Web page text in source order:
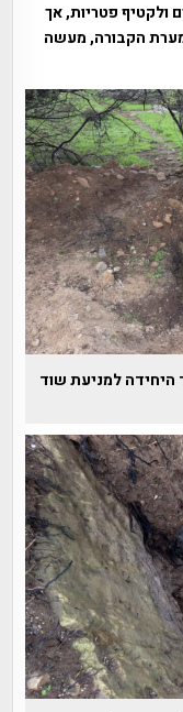
ולקטיף פטריות, אך
הקבורה, מעשה
היחידה למניעת שוד